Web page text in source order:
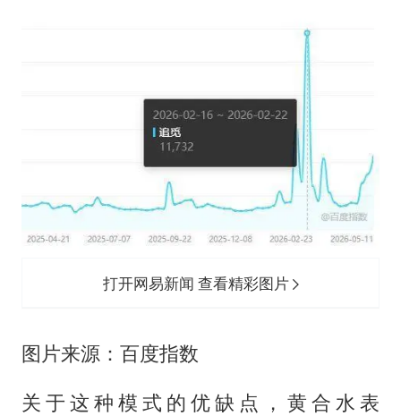
打开网易新闻 查看精彩图片
图片来源：百度指数
关于这种模式的优缺点，黄合水表